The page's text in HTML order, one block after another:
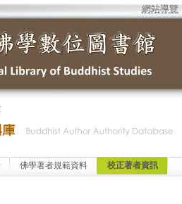
網站導覽
佛學著者規範資料 校正著者資訊